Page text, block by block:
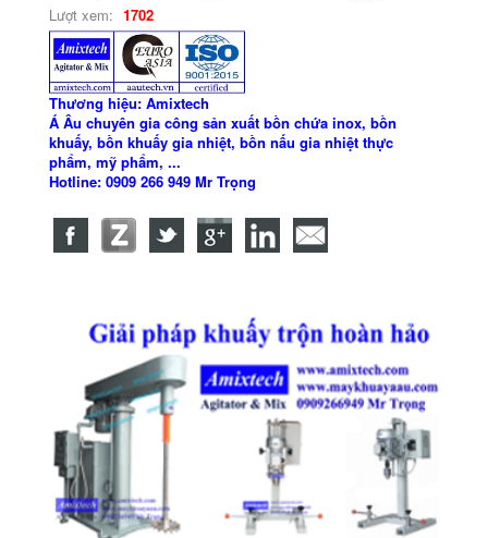
Lượt xem: 1702
Thương hiệu: Amixtech
Á Âu chuyên gia công sản xuất bồn chứa inox, bồn
khuấy, bồn khuấy gia nhiệt, bồn nấu gia nhiệt thực
phẩm, mỹ phẩm, ...
Hotline: 0909 266 949 Mr Trọng